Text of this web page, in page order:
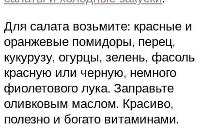
Для салата возьмите: красные и
оранжевые помидоры, перец,
кукурузу, огурцы, зелень, фасоль
красную или черную, немного
фиолетового лука. Заправьте
оливковым маслом. Красиво,
полезно и богато витаминами.